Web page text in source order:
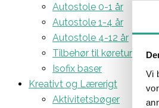
Vi
Autostole 0-1 år
Autostole 1-4 år
Autostole 4-12 år
Tilbehør til køreturen
Isofix baser
Kreativt og Lærerigt
Aktivitetsbøger